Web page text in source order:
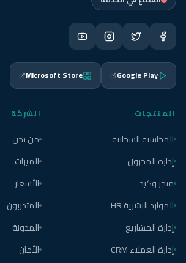
Google Play
Microsoft Store
المنتجات
المحاسبة السحابية
إدارة المخزون
متجر وكيد
الموارد البشرية HR
إدارة المشاريع
إدارة العملاء CRM
الشركة
من نحن
الميزات
الأسعار
المتدربون
المدونة
الأمان